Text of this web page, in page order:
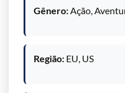
Gênero: Ação,
Região: EU, US